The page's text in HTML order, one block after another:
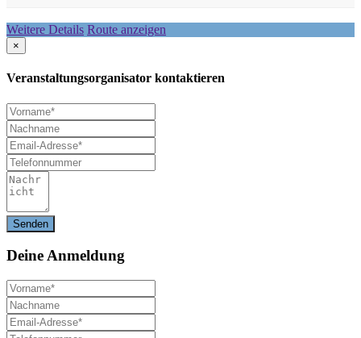
Weitere Details Route anzeigen
×
Veranstaltungsorganisator kontaktieren
DeineAnmeldung